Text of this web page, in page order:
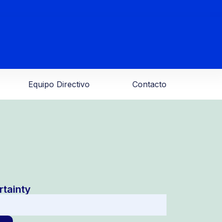
Equipo Directivo Contacto